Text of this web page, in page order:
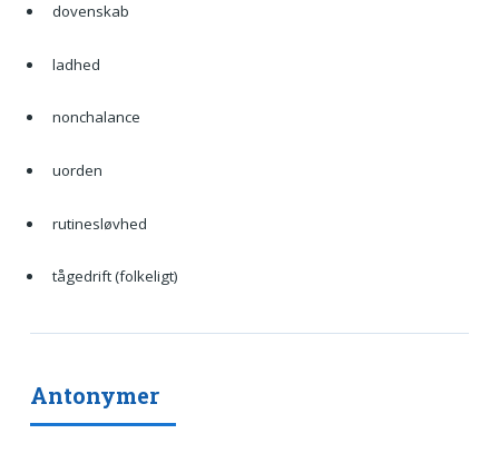
dovenskab
ladhed
nonchalance
uorden
rutinesløvhed
tågedrift (folkeligt)
Antonymer